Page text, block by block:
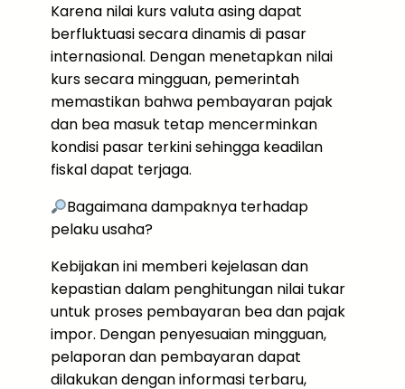
Karena nilai kurs valuta asing dapat
berfluktuasi secara dinamis di pasar
internasional. Dengan menetapkan nilai
kurs secara mingguan, pemerintah
memastikan bahwa pembayaran pajak
dan bea masuk tetap mencerminkan
kondisi pasar terkini sehingga keadilan
fiskal dapat terjaga.
Bagaimana dampaknya terhadap
pelaku usaha?
Kebijakan ini memberi kejelasan dan
kepastian dalam penghitungan nilai tukar
untuk proses pembayaran bea dan pajak
impor. Dengan penyesuaian mingguan,
pelaporan dan pembayaran dapat
dilakukan dengan informasi terbaru,